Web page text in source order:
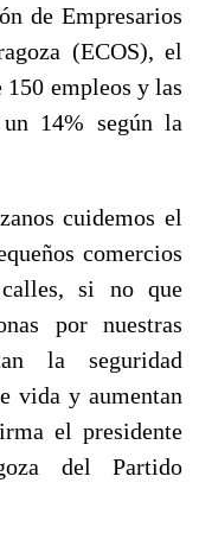
de Empresarios
(ECOS), el
150 empleos y las
14% según la
cuidemos el
comercios
si no que
por nuestras
la seguridad
vida y aumentan
el presidente
del Partido